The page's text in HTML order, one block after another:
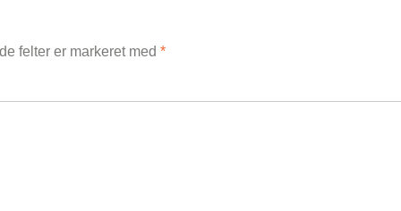
felter er markeret med *